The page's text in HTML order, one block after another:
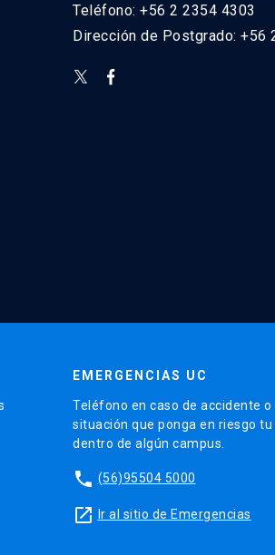
Teléfono: +56 2 2354 4303
Dirección de Postgrado: +56
EMERGENCIAS UC
Teléfono en caso de accidente o
situación que ponga en riesgo tu
dentro de algún campus.
phone (56)95504 5000
launch Ir al sitio de Emergencias